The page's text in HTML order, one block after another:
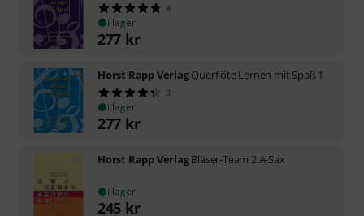
4
i lager
277 kr
Horst Rapp VerlagQuerflöte Lernen mit Spaß 1
3
i lager
277 kr
Horst Rapp VerlagBläser-Team 2 A-Sax
i lager
245 kr